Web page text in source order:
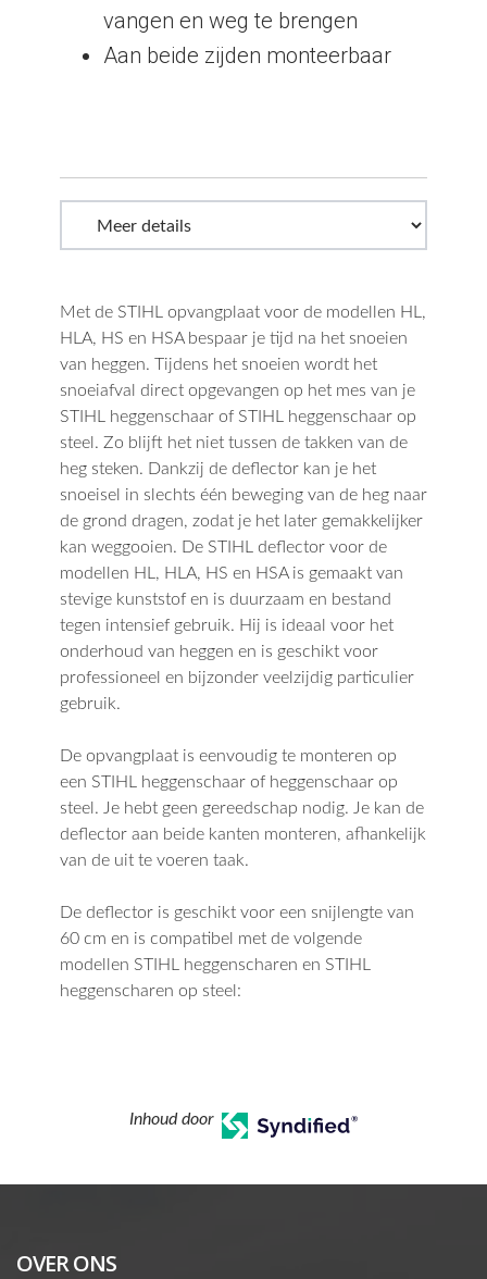
vangen en weg te brengen
Aan beide zijden monteerbaar
Met de STIHL opvangplaat voor de modellen HL,
HLA, HS en HSA bespaar je tijd na het snoeien
van heggen. Tijdens het snoeien wordt het
snoeiafval direct opgevangen op het mes van je
STIHL heggenschaar of STIHL heggenschaar op
steel. Zo blijft het niet tussen de takken van de
heg steken. Dankzij de deflector kan je het
snoeisel in slechts één beweging van de heg naar
de grond dragen, zodat je het later gemakkelijker
kan weggooien. De STIHL deflector voor de
modellen HL, HLA, HS en HSA is gemaakt van
stevige kunststof en is duurzaam en bestand
tegen intensief gebruik. Hij is ideaal voor het
onderhoud van heggen en is geschikt voor
professioneel en bijzonder veelzijdig particulier
gebruik.
De opvangplaat is eenvoudig te monteren op
een STIHL heggenschaar of heggenschaar op
steel. Je hebt geen gereedschap nodig. Je kan de
deflector aan beide kanten monteren, afhankelijk
van de uit te voeren taak.
De deflector is geschikt voor een snijlengte van
60 cm en is compatibel met de volgende
modellen STIHL heggenscharen en STIHL
heggenscharen op steel:
Inhoud door
OVER ONS